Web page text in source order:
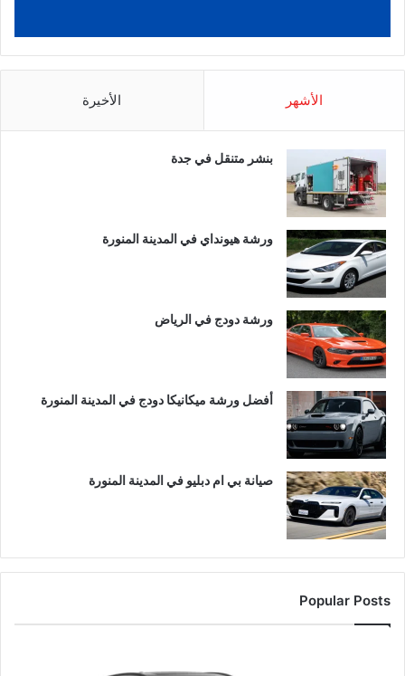
الأشهر الأخيرة
بنشر متنقل في جدة
ورشة هيونداي في المدينة المنورة
ورشة دودج في الرياض
أفضل ورشة ميكانيكا دودج في المدينة المنورة
صيانة بي ام دبليو في المدينة المنورة
Popular Posts